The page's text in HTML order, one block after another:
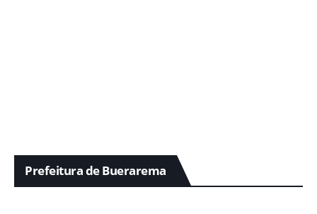
Prefeitura de Buerarema